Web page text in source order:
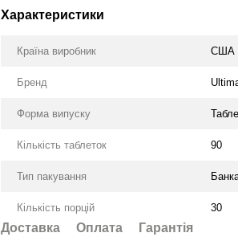
Характеристики
Країна виробник США
Бренд
Форма випуску
Кількість таблеток 90
Тип пакування
Кількість порцій 30
Доставка Оплата
Гарантія